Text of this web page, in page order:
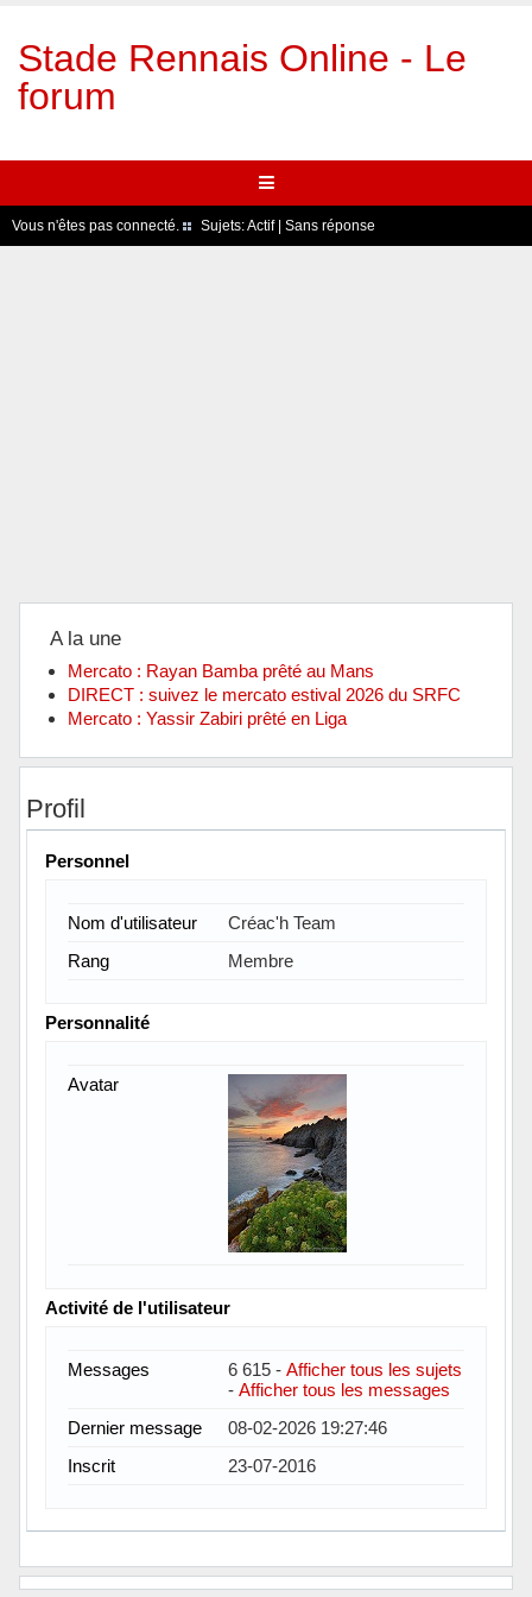
Stade Rennais Online - Le
forum
Vous n'êtes pas connecté. Sujets:Actif| Sans réponse
A la une
Mercato : Rayan Bamba prêté au Mans
DIRECT : suivez le mercato estival 2026 du SRFC
Mercato : Yassir Zabiri prêté en Liga
Profil
Personnel
Nom d'utilisateur
Créac'h Team
Rang
Membre
Personnalité
Avatar
Activité de l'utilisateur
Messages 6 615 - Afficher tous les sujets
- Afficher tous les messages
Dernier message
08-02-2026 19:27:46
Inscrit
23-07-2016